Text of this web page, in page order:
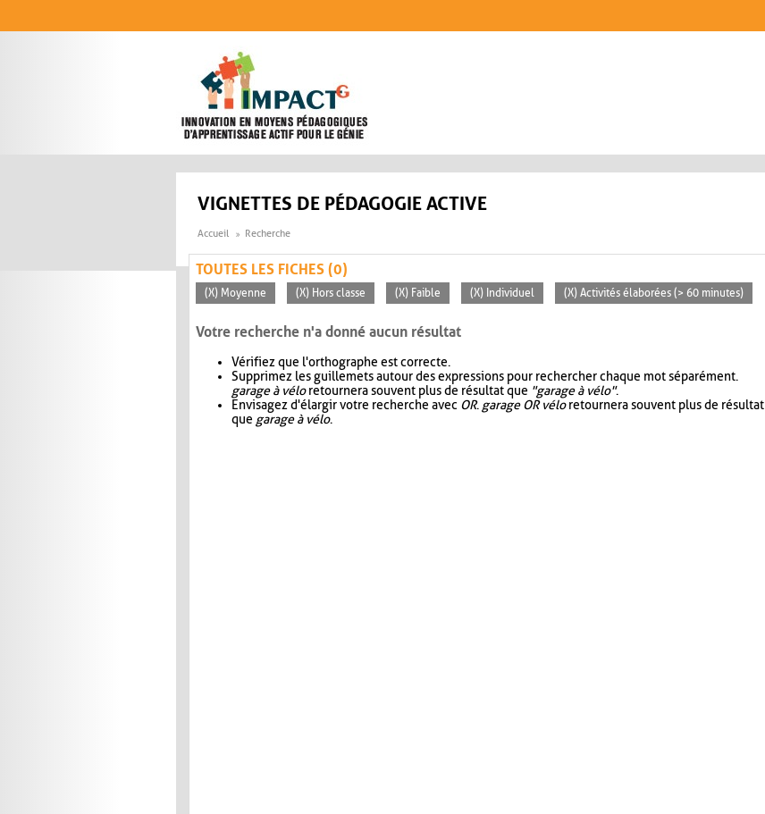
VIGNETTES DE PÉDAGOGIE ACTIVE
Accueil Recherche
TOUTES LES FICHES (0)
(X) Moyenne (X) Hors classe (X) Faible (X) Individuel (X) Activités élaborées (> 60 minutes)
Votre recherche n'a donné aucun résultat
Vérifiez que l'orthographe est correcte.
Supprimez les guillemets autour des expressions pour rechercher chaque mot séparément.
garage à véloretournera souvent plus de résultat que "garage à vélo".
Envisagez d'élargir votre recherche avec OR. garage OR véloretournera souvent plus de résultat
que garage à vélo.